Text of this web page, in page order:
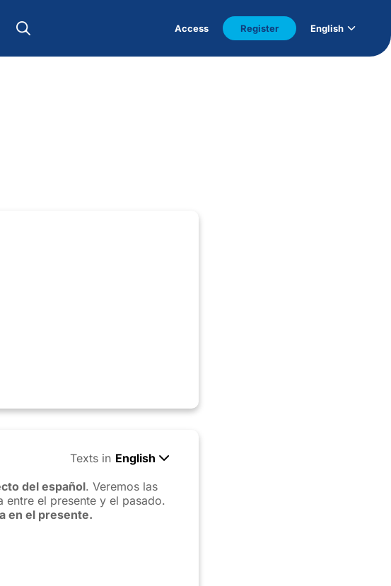
Access Register English
Texts in English
del español. Veremos las
entre el presente y el pasado.
en el presente.